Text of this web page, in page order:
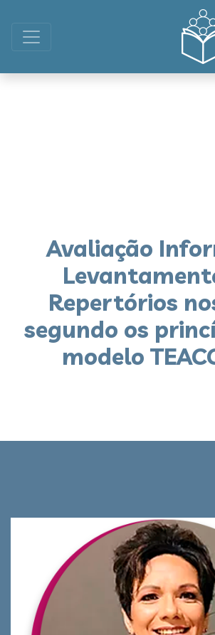
Avaliação
Repertórios
segundo os
modelo